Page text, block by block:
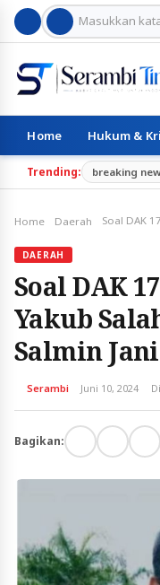
Home Hukum &
Trending: breaking
Home Daerah
DAERAH
Soal DAK
Yakub
Salmin
Serambi Juni 10, 2024
Bagikan: